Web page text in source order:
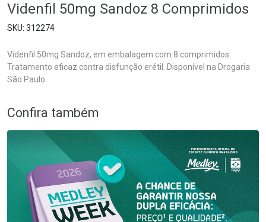
Videnfil 50mg Sandoz 8 Comprimidos
312274
Videnfil 50mg Sandoz, em embalagem com 8 comprimidos.
Tratamento eficaz contra disfunção erétil. Disponível na Drogaria
São Paulo.
Confira também